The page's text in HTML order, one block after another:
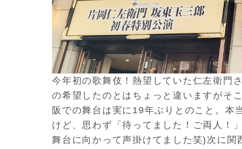
今年初の歌舞伎！熱望していた仁左衛門
の希望したのとはちょっと違いますがそ
阪での舞台は実に19年ぶりとのこと。 本
けど、思わず「待ってました！ご両人！
舞台に向かって声掛けてました笑) 次に関